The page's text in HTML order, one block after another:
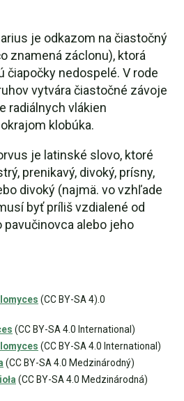
je odkazom na čiastočný
znamená záclonu), ktorá
čiapočky nedospelé. V rode
vytvára čiastočné závoje
radiálnych vlákien
klobúka.
je latinské slovo, ktoré
prenikavý, divoký, prísny,
divoký (najmä. vo vzhľade
byť príliš vzdialené od
alebo jeho
(CC BY-SA 4).0
(CC BY-SA 4.0 International)
(CC BY-SA 4.0 International)
(CC BY-SA 4.0 Medzinárodný)
(CC BY-SA 4.0 Medzinárodná)